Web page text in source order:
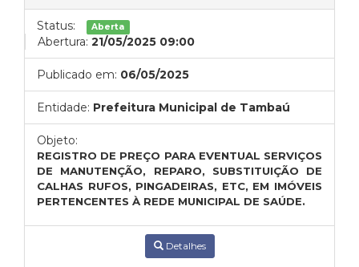
Status: Aberta
Abertura: 21/05/2025 09:00
Publicado em: 06/05/2025
Entidade: Prefeitura Municipal de Tambaú
Objeto:
REGISTRO DE PREÇO PARA EVENTUAL SERVIÇOS
DE MANUTENÇÃO, REPARO, SUBSTITUIÇÃO DE
CALHAS RUFOS, PINGADEIRAS, ETC, EM IMÓVEIS
PERTENCENTES À REDE MUNICIPAL DE SAÚDE.
Detalhes